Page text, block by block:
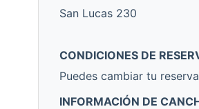
San Lucas 230
CONDICIONES DE
Puedes cambiar tu
INFORMACIÓN DE